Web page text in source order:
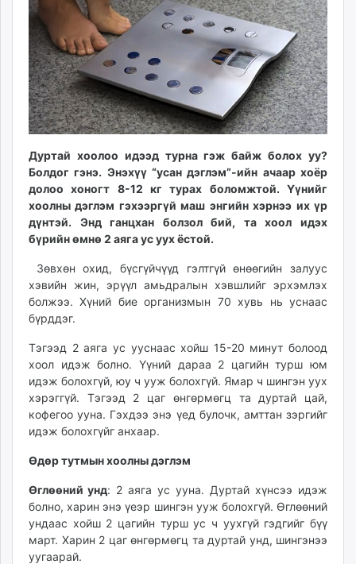
ikon.mn
mnb.mn
Livetv.mn
Eguur.mn
24tsag.mn
shuud.mn
eagle.mn
ergelt.mn
zarig.mn
today.mn
zuv.mn
mminfo.mn
urlag.mn
unen.mn
asu.mn
shuurhai.mn
unuudur.mn
isee.mn
mglradio.com
fact.mn
tumen.mn
shuum.mn
times.mn
tvmongolia.mn
mass.mn
Дуртай хоолоо идээд турна гэж байж болох уу?
Болдог гэнэ. Энэхүү “усан дэглэм”-ийн ачаар хоёр
долоо хоногт 8-12 кг турах боломжтой. Үүнийг
хоолны дэглэм гэхээргүй маш энгийн хэрнээ их үр
дүнтэй. Энд ганцхан болзол бий, та хоол идэх
бүрийн өмнө 2 аяга ус уух ёстой.
Зөвхөн охид, бүсгүйчүүд гэлтгүй өнөөгийн залуус
хэвийн жин, эрүүл амьдралын хэвшлийг эрхэмлэх
болжээ. Хүний бие организмын 70 хувь нь уснаас
бүрддэг.
Тэгээд 2 аяга ус ууснаас хойш 15-20 минут болоод
хоол идэж болно. Үүний дараа 2 цагийн турш юм
идэж болохгүй, юу ч ууж болохгүй. Ямар ч шингэн уух
хэрэггүй. Тэгээд 2 цаг өнгөрмөгц та дуртай цай,
кофегоо ууна. Гэхдээ энэ үед булочк, амттан зэргийг
идэж болохгүйг анхаар.
Өдөр тутмын хоолны дэглэм
Өглөөний унд: 2 аяга ус ууна. Дуртай хүнсээ идэж
болно, харин энэ үеэр шингэн ууж болохгүй. Өглөөний
ундаас хойш 2 цагийн турш ус ч уухгүй гэдгийг бүү
март. Харин 2 цаг өнгөрмөгц та дуртай унд, шингэнээ
уугаарай.